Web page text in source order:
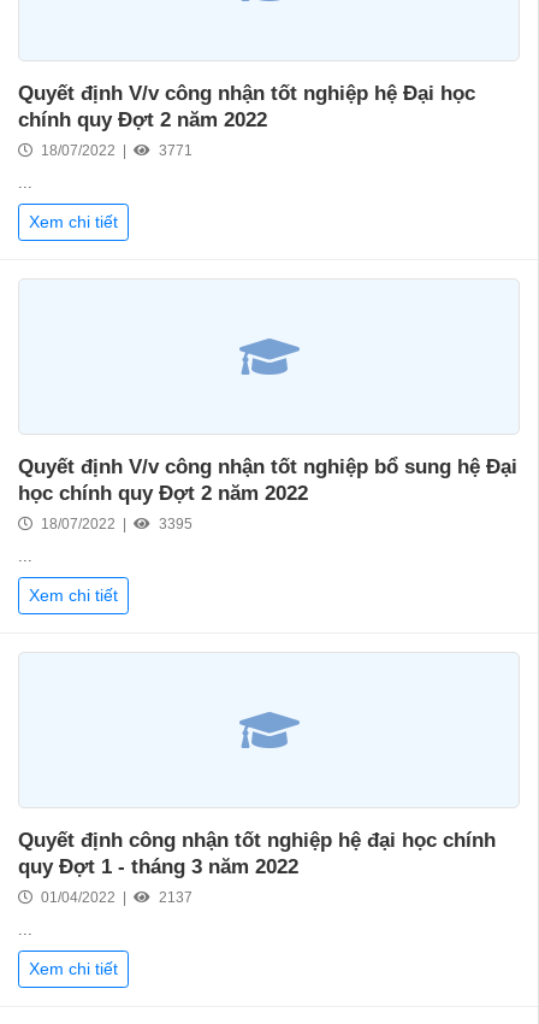
Quyết định V/v công nhận tốt nghiệp hệ Đại học
chính quy Đợt 2 năm 2022
18/07/2022 | 3771
...
Xem chi tiết
Quyết định V/v công nhận tốt nghiệp bổ sung hệ Đại
học chính quy Đợt 2 năm 2022
18/07/2022 | 3395
...
Xem chi tiết
Quyết định công nhận tốt nghiệp hệ đại học chính
quy Đợt 1 - tháng 3 năm 2022
01/04/2022 | 2137
...
Xem chi tiết